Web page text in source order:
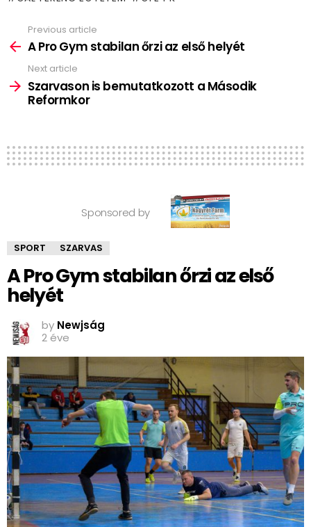
more
Previous article
A Pro Gym stabilan őrzi az első helyét
Next article
Szarvason is bemutatkozott a Második
Reformkor
Sponsored by
SPORT SZARVAS
A Pro Gym stabilan őrzi az első
helyét
by Newjság
2 éve